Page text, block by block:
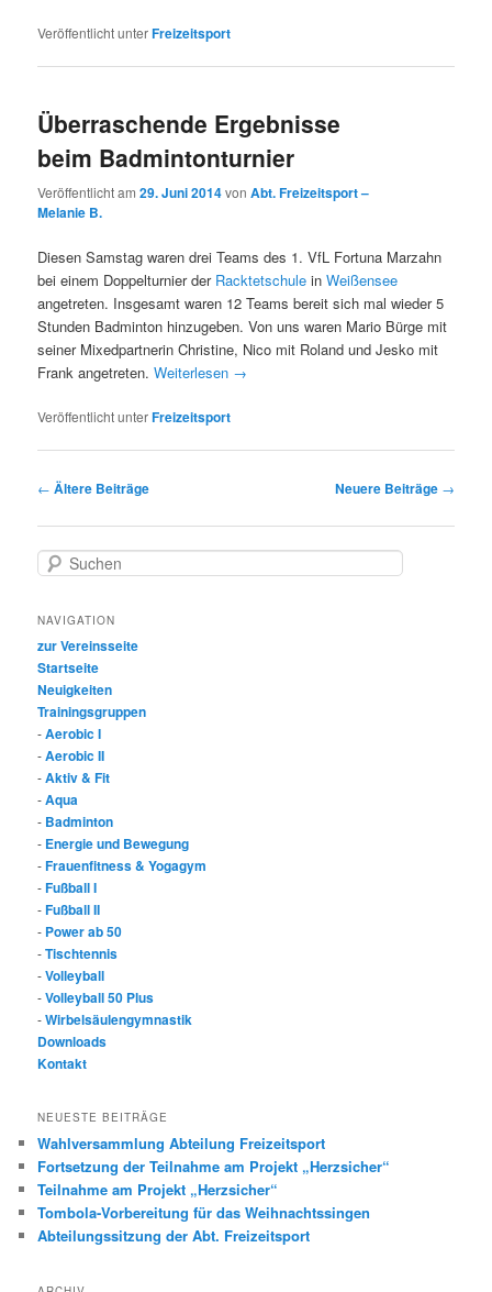
Veröffentlicht unterFreizeitsport
Überraschende Ergebnisse
beim Badmintonturnier
Veröffentlicht am29. Juni 2014vonAbt. Freizeitsport –
Melanie B.
Diesen Samstag waren drei Teams des 1. VfL Fortuna Marzahn
bei einem Doppelturnier der Racktetschule inWeißensee
angetreten. Insgesamt waren 12 Teams bereit sich mal wieder 5
Stunden Badminton hinzugeben. Von uns waren Mario Bürge mit
seiner Mixedpartnerin Christine, Nico mit Roland und Jesko mit
Frank angetreten.Weiterlesen →
Veröffentlicht unterFreizeitsport
Beitragsnavigation
← Ältere Beiträge Neuere Beiträge →
u
h
e
n
NAVIGATION
zur Vereinsseite
Startseite
Neuigkeiten
Trainingsgruppen
-Aerobic I
-Aerobic II
-Aktiv & Fit
-Aqua
- Badminton
- Energie und Bewegung
-Frauenfitness & Yogagym
-Fußball I
-Fußball II
- Power ab 50
-Tischtennis
-Volleyball
-Volleyball 50 Plus
-Wirbelsäulengymnastik
Downloads
Kontakt
NEUESTE BEITRÄGE
Wahlversammlung Abteilung Freizeitsport
Fortsetzung der Teilnahme am Projekt „Herzsicher“
Teilnahme am Projekt „Herzsicher“
Tombola-Vorbereitung für das Weihnachtssingen
Abteilungssitzung der Abt. Freizeitsport